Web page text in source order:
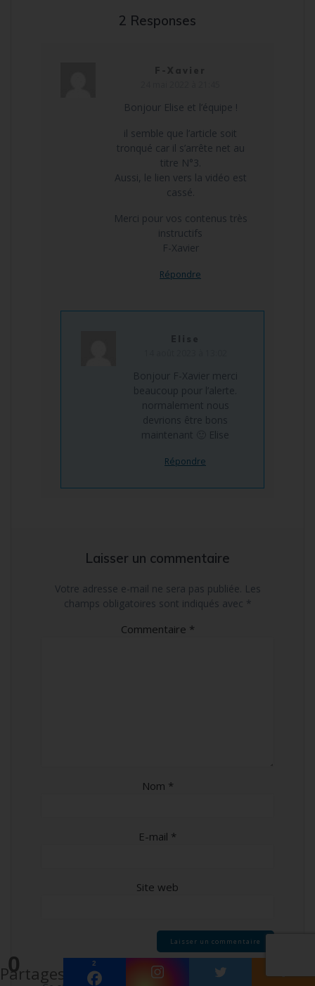
0
Partages 2
2 Responses
Bonjour Elise et l’équipe !
il semble que l’article soit
tronqué car il s’arrête net au
titre N°3.
Aussi, le lien vers la vidéo est
cassé.
Merci pour vos contenus très
instructifs
F-Xavier
Répondre
Bonjour F-Xavier merci
beaucoup pour l’alerte.
normalement nous
devrions être bons
maintenant 🙂 Elise
Répondre
Laisser un commentaire
Votre adresse e-mail ne sera pas publiée. Les
champs obligatoires sont indiqués avec *
Commentaire *
Nom *
E-mail *
Site web